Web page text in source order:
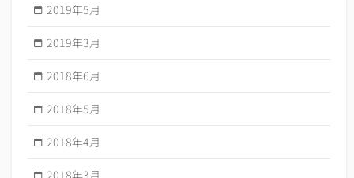
2019年5月
2019年3月
2018年6月
2018年5月
2018年4月
2018年3月